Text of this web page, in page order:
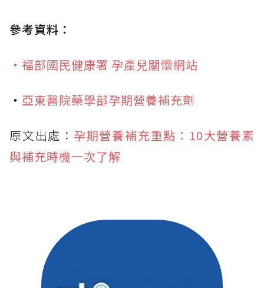
參考資料：
・福部國民健康署 孕產兒關懷網站
・ 亞東醫院藥學部孕期營養補充劑
原文出處： 孕期營養補充重點：10大營養素
與補充時機一次了解